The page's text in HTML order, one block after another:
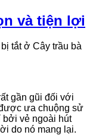
và tiện lợi
tắtở Cây trầu bà
gần gũi đối với
ưa chuộng sử
bởi vẻ ngoài hút
do nó mang lại.